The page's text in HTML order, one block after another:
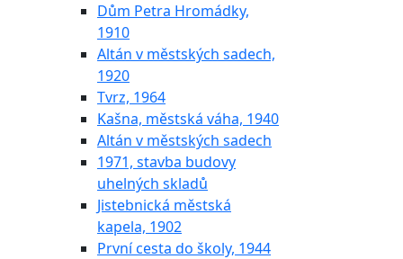
Dům Petra Hromádky,
1910
Altán v městských sadech,
1920
Tvrz, 1964
Kašna, městská váha, 1940
Altán v městských sadech
1971, stavba budovy
uhelných skladů
Jistebnická městská
kapela, 1902
První cesta do školy, 1944